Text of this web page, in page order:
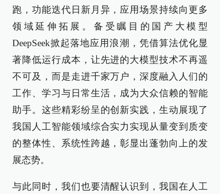
跑，功能迭代日新月异，应用场景持续向更多
领域延伸拓展。备受瞩目的国产大模型
DeepSeek掀起落地应用浪潮，凭借算法优化显
著降低运行成本，让先进的大模型技术不再遥
不可及，而是走进千家万户，深度融入人们的
工作、学习与日常生活，成为大众信赖的智能
助手。这些精彩纷呈的创新实践，生动展现了
我国人工智能领域综合实力实现从量变到质变
的整体性、系统性跨越，彰显出蓬勃向上的发
展态势。
与此同时，我们也要清醒认识到，我国在人工